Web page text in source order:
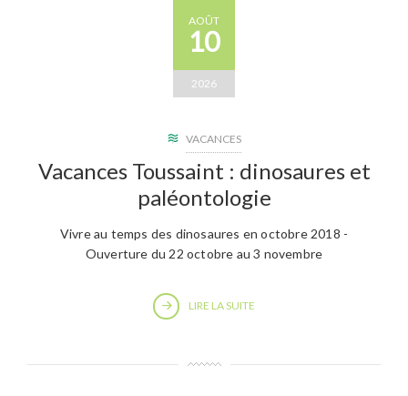
AOÛT
10
2026
VACANCES
Vacances Toussaint : dinosaures et
paléontologie
Vivre au temps des dinosaures en octobre 2018 -
Ouverture du 22 octobre au 3 novembre
LIRE LA SUITE